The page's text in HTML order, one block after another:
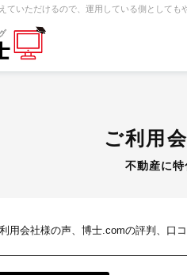
ていただけるので、運用している側として
不動産
ご利用
不動産に
用会社様の声、博士.comの評判、口